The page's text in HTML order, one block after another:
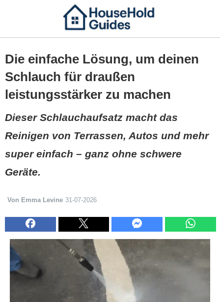
Die einfache Lösung, um deinen
Schlauch für draußen
leistungsstärker zu machen
Dieser Schlauchaufsatz macht das
Reinigen von Terrassen, Autos und mehr
super einfach – ganz ohne schwere
Geräte.
Von Emma Levine 31-07-2026